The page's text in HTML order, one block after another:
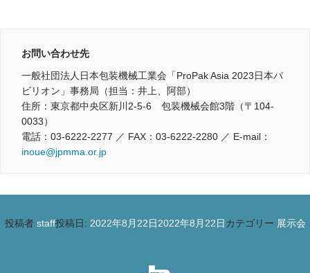
お問い合わせ先
一般社団法人日本包装機械工業会「ProPak Asia 2023日本パ
ビリオン」事務局（担当：井上、阿部）
住所：東京都中央区新川2-5-6 包装機械会館3階（〒104-
0033）
電話：03-6222-2277 ／ FAX：03-6222-2280 ／ E-mail：
inoue@jpmma.or.jp
投稿者 staff投稿日: 2022年8月22日2022年8月22日 カテゴリー 展示会